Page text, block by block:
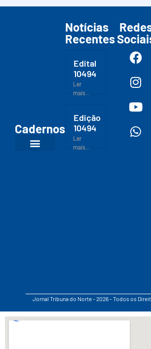
Cadernos
Notícias
Recentes
Edital
10494
Ler
mais...
Edição
10494
Ler
mais...
Jornal Tribuna do Norte - 2026 - Todos os